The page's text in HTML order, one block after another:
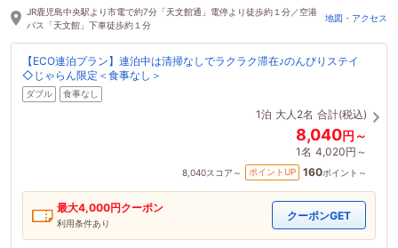
JR鹿児島中央駅より市電で約7分「天文館通」電停より徒歩約１分／空港
バス「天文館」下車徒歩約１分
地図・アクセス
【ECO連泊プラン】連泊中は清掃なしでラクラク滞在♪のんびりステイ
◇じゃらん限定＜食事なし＞
ダブル 食事なし
1泊 大人2名 合計(税込)
8,040円～
1名 4,020円～
8,040スコア～ ポイントUP 160ポイント～
最大4,000円クーポン
利用条件あり
クーポンGET